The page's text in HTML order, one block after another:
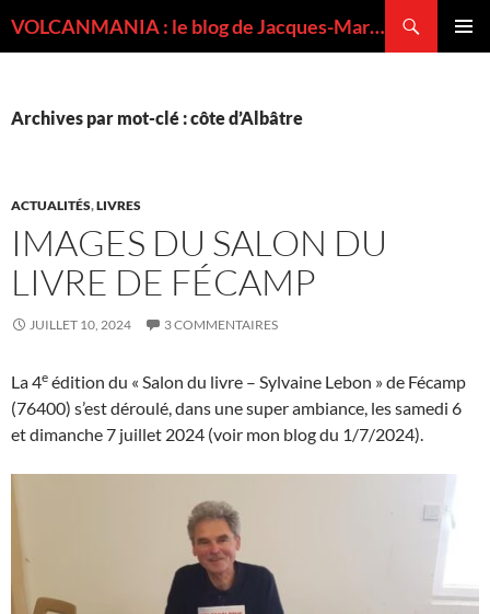
VOLCANMANIA : le blog de Jacques-Marie BARDINTZEFF, volcanologue
Archives par mot-clé : côte d’Albâtre
ACTUALITÉS,LIVRES
IMAGES DU SALON DU
LIVRE DE FÉCAMP
JUILLET 10, 2024 3 COMMENTAIRES
La 4e édition du « Salon du livre – Sylvaine Lebon » de Fécamp
(76400) s’est déroulé, dans une super ambiance, les samedi 6
et dimanche 7 juillet 2024 (voir mon blog du 1/7/2024).